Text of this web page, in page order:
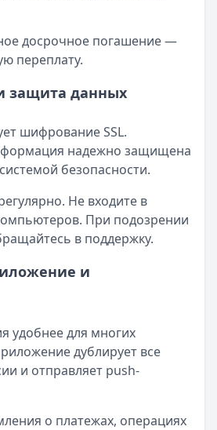
досрочное погашение —
переплату.
защита данных
шифрование SSL.
надежно защищена
безопасности.
Не входите в
При подозрении
в поддержку.
и
удобнее для многих
дублирует все
и отправляет push-
о платежах, операциях